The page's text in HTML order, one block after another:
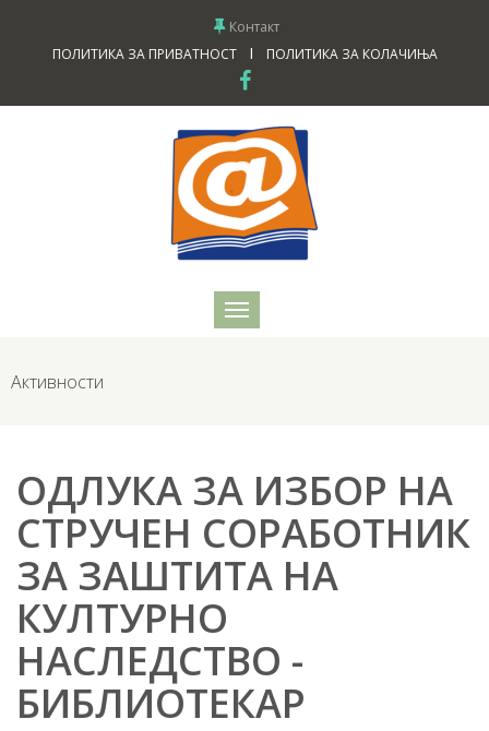
Контакт
ПОЛИТИКА ЗА ПРИВАТНОСТ
I ПОЛИТИКА ЗА КОЛАЧИЊА
Активности
ОДЛУКА ЗА ИЗБОР НА
СТРУЧЕН СОРАБОТНИК
ЗА ЗАШТИТА НА
КУЛТУРНО
НАСЛЕДСТВО -
БИБЛИОТЕКАР